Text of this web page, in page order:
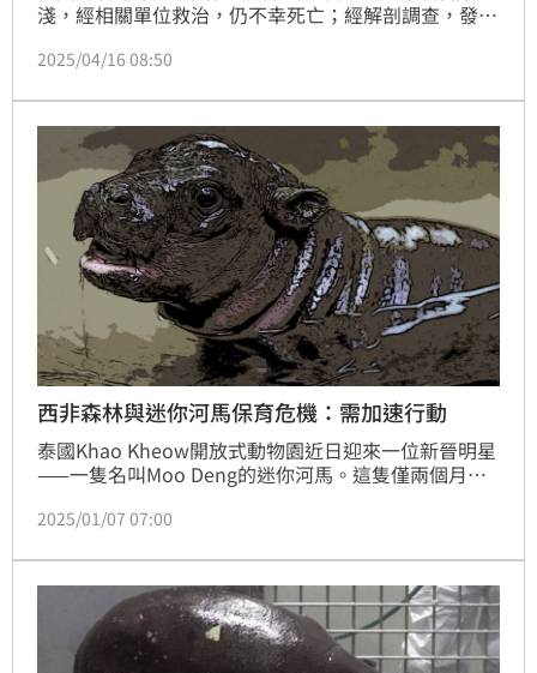
淺，經相關單位救治，仍不幸死亡；經解剖調查，發現
露這震驚的真相，並將死去的海豚製成教育標本，為來
理解牠們所面對的真實處境。
2025/04/16 08:50
西非森林與迷你河馬保育危機：需加速行動
泰國Khao Kheow開放式動物園近日迎來一位新晉明星
——一隻名叫Moo Deng的迷你河馬。這隻僅兩個月大
遊客中迅速走紅。每天都吸引大量人群前來一睹她的可
的保育故事，牽動著全球保育人士的關注。
2025/01/07 07:00